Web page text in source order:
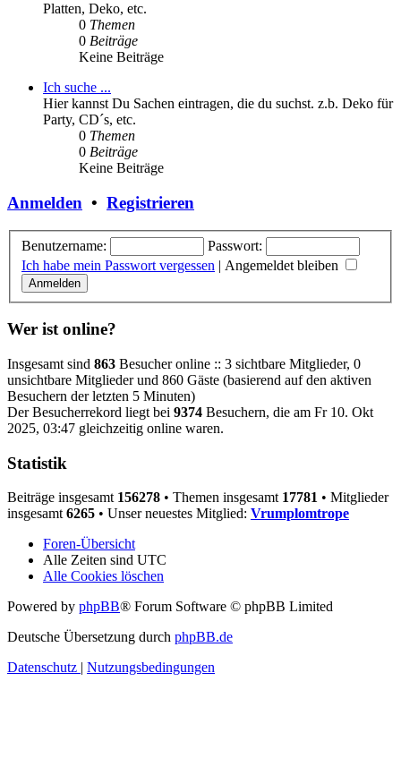
Platten, Deko, etc.
0 Themen
0 Beiträge
Keine Beiträge
Ich suche ...
Hier kannst Du Sachen eintragen, die du suchst. z.b. Deko für
Party, CD´s, etc.
0 Themen
0 Beiträge
Keine Beiträge
Anmelden • Registrieren
Benutzername:
Passwort:
Ich habe mein Passwort vergessen | Angemeldet bleiben
Wer ist online?
Insgesamt sind 863 Besucher online :: 3 sichtbare Mitglieder, 0
unsichtbare Mitglieder und 860 Gäste (basierend auf den aktiven
Besuchern der letzten 5 Minuten)
Der Besucherrekord liegt bei 9374 Besuchern, die am Fr 10. Okt
2025, 03:47 gleichzeitig online waren.
Statistik
Beiträge insgesamt 156278 • Themen insgesamt 17781 • Mitglieder
insgesamt 6265 • Unser neuestes Mitglied: Vrumplomtrope
Foren-Übersicht
Alle Zeiten sind UTC
Alle Cookies löschen
Powered by phpBB® Forum Software © phpBB Limited
Deutsche Übersetzung durch phpBB.de
Datenschutz | Nutzungsbedingungen